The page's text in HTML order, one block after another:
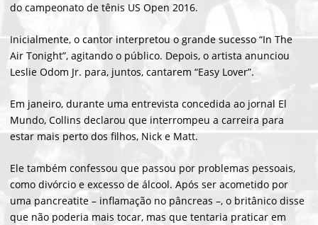
do campeonato de tênis US Open 2016.
Inicialmente, o cantor interpretou o grande sucesso “In The
Air Tonight”, agitando o público. Depois, o artista anunciou
Leslie Odom Jr. para, juntos, cantarem “Easy Lover”.
Em janeiro, durante uma entrevista concedida ao jornal El
Mundo, Collins declarou que interrompeu a carreira para
estar mais perto dos filhos, Nick e Matt.
Ele também confessou que passou por problemas pessoais,
como divórcio e excesso de álcool. Após ser acometido por
uma pancreatite – inflamação no pâncreas –, o britânico disse
que não poderia mais tocar, mas que tentaria praticar em